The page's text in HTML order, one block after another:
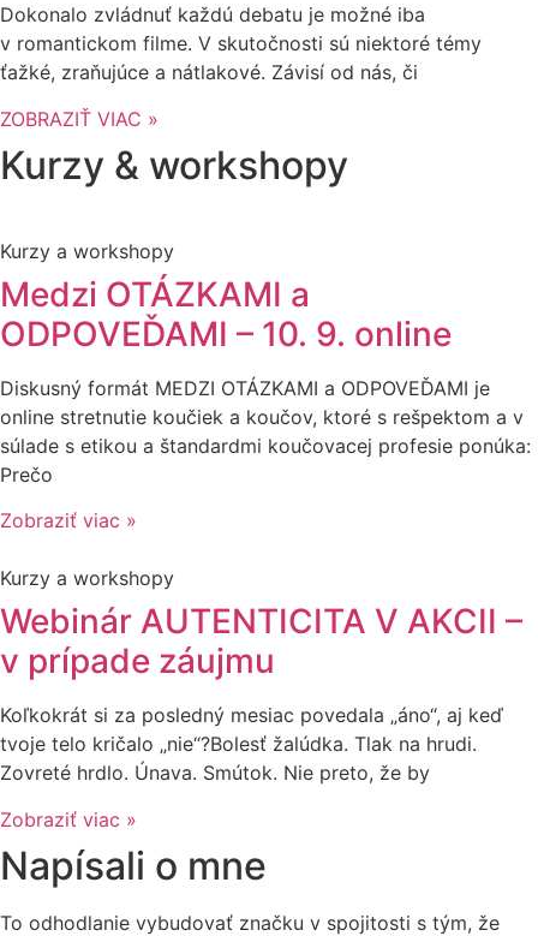
Dokonalo zvládnuť každú debatu je možné iba
v romantickom filme. V skutočnosti sú niektoré témy
ťažké, zraňujúce a nátlakové. Závisí od nás, či
ZOBRAZIŤ VIAC »
Kurzy & workshopy
Kurzy a workshopy
Medzi OTÁZKAMI a
ODPOVEĎAMI – 10. 9. online
Diskusný formát MEDZI OTÁZKAMI a ODPOVEĎAMI je
online stretnutie koučiek a koučov, ktoré s rešpektom a v
súlade s etikou a štandardmi koučovacej profesie ponúka:
Prečo
Zobraziť viac »
Kurzy a workshopy
Webinár AUTENTICITA V AKCII –
v prípade záujmu
Koľkokrát si za posledný mesiac povedala „áno“, aj keď
tvoje telo kričalo „nie“?Bolesť žalúdka. Tlak na hrudi.
Zovreté hrdlo. Únava. Smútok. Nie preto, že by
Zobraziť viac »
Napísali o mne
To odhodlanie vybudovať značku v spojitosti s tým, že